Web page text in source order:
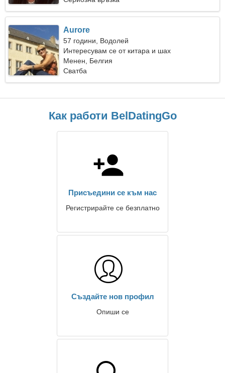
Aurore
57 години, Водолей
Интересувам се от китара и шах
Менен, Белгия
Сватба
Как работи BelDatingGo
Присъедини се към нас
Регистрирайте се безплатно
Създайте нов профил
Опиши се